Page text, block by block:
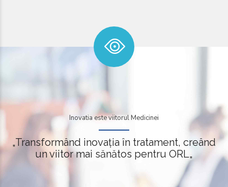
Inovatia este viitorul Medicinei
„Transformând inovația în tratament, creând
un viitor mai sănătos pentru ORL„